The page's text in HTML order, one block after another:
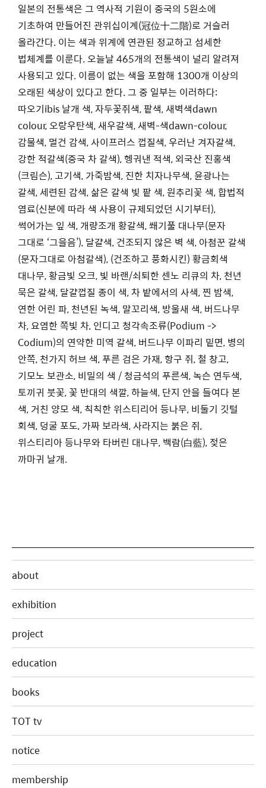
일본의 전통색은 그 역사적 기원이 중국의 5원소에
기초하여 만들어진 관위십이계(冠位十二階)로 거슬러
올라간다. 이는 색과 위계에 연관된 정교하고 섬세한
법체계를 이룬다. 오늘날 465개의 전통색이 널리 알려져
사용되고 있다. 이름이 없는 색을 포함해 1300개 이상의
오래된 색상이 있다고 한다. 그 중 일부는 이러하다:
따오기ibis 날개 색, 자두꽃쥐색, 팥색, 새벽색dawn
colour, 오랑우탄색, 새우갈색, 새벽-색dawn-colour,
감물색, 멀건 감색, 사이프러스 껍질색, 우러난 겨자갈색,
강한 적갈색(중국 차 갈색), 헹궈낸 적색, 외국산 진홍색
(크림슨), 고기색, 가죽밤색, 진한 치자나무색, 윤광나는
갈색, 세련된 감색, 삶은 갈색 빛 팥 색, 원추리꽃 색, 합법적
염료(신분에 따라 색 사용이 규제되었던 시기부터),
썩어가는 잎 색, 개량조개 황갈색, 쐐기풀 대나무(문자
그대로 ‘그을음’), 달걀색, 건조되지 않은 벽 색, 아첨꾼 갈색
(문자그대로 아첨갈색), (건조하고 풍화시킨) 황금회색
대나무, 황금빛 오크, 빛 바랜/쇠퇴한 센노 리큐의 차, 천년
묵은 갈색, 달걀껍질 종이 색, 차 밭에서의 사색, 찐 밤색,
연한 어린 파, 천년된 녹색, 말꼬리색, 방울새 색, 버드나무
차, 요염한 쪽빛 차, 인디고 청각속조류(Podium ->
Codium)의 연약한 미역 갈색, 버드나무 이파리 밑면, 병의
안쪽, 천가지 허브 색, 푸른 검은 가재, 항구 쥐, 철 창고,
기모노 보관소, 비밀의 색 / 청금석의 푸른색, 녹슨 연두색,
토끼귀 붓꽃, 꽃 반대의 색깔, 하늘색, 단지 안을 들여다 본
색, 거친 양모 색, 칙칙한 위스티리어 등나무, 비둘기 깃털
회색, 덩굴 포도, 가짜 보라색, 사라지는 붉은 쥐,
위스티리아 등나무와 타버린 대나무, 백람(白藍), 젖은
까마귀 날개.
about
exhibition
project
education
books
TOT tv
notice
membership